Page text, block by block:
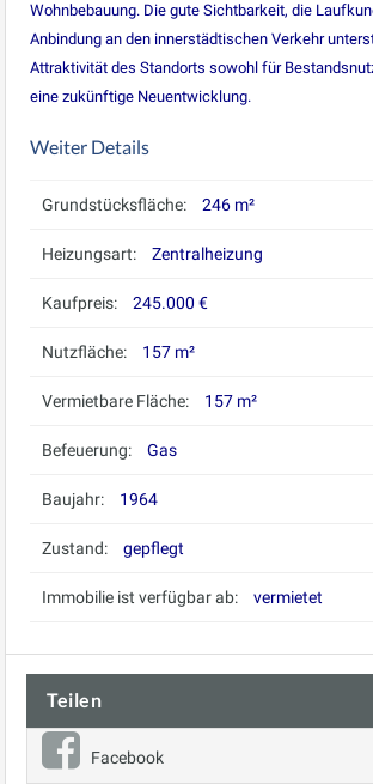
Wohnbebauung. Die gute Sichtbarkeit, die
Anbindung an den innerstädtischen Verkehr
Attraktivität des Standorts sowohl für
eine zukünftige Neuentwicklung.
Weiter Details
Grundstücksfläche: 246 m²
Heizungsart: Zentralheizung
Kaufpreis: 245.000 €
Nutzfläche: 157 m²
Vermietbare Fläche: 157 m²
Befeuerung: Gas
Baujahr: 1964
Zustand: gepflegt
Immobilie ist verfügbar ab: vermietet
Teilen
Facebook